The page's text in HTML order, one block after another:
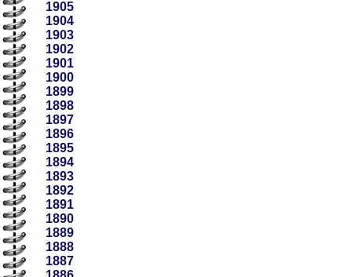
1905
1904
1903
1902
1901
1900
1899
1898
1897
1896
1895
1894
1893
1892
1891
1890
1889
1888
1887